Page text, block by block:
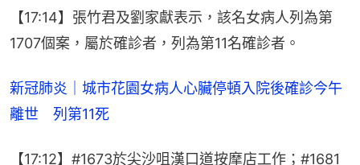
【17:14】張竹君及劉家獻表示，該名女病人列為第
1707個案，屬於確診者，列為第11名確診者。
新冠肺炎｜城市花園女病人心臟停頓入院後確診今午
離世　列第11死
【17:12】#1673於尖沙咀漢口道按摩店工作；#1681